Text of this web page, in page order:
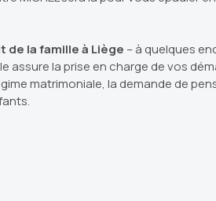
de la famille à Liège – à quelques
assure la prise en charge de vos
matrimoniale, la demande de